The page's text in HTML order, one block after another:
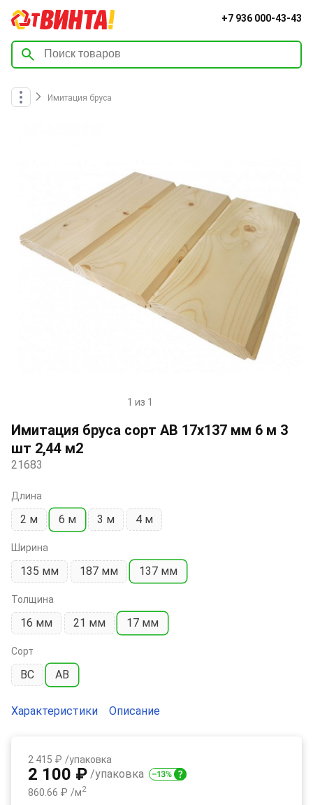
+7 936 000-43-43
Имитация бруса
1
of
1
1 из 1
Имитация бруса сорт АВ 17х137 мм 6 м 3
шт 2,44 м2
21683
Длина
2 м 6 м 3 м 4 м
Ширина
135 мм 187 мм 137 мм
Толщина
16 мм 21 мм 17 мм
Сорт
BC AB
Характеристики Описание
2 415 ₽ /упаковка
2 100 ₽ /упаковка
860.66 ₽ /м2